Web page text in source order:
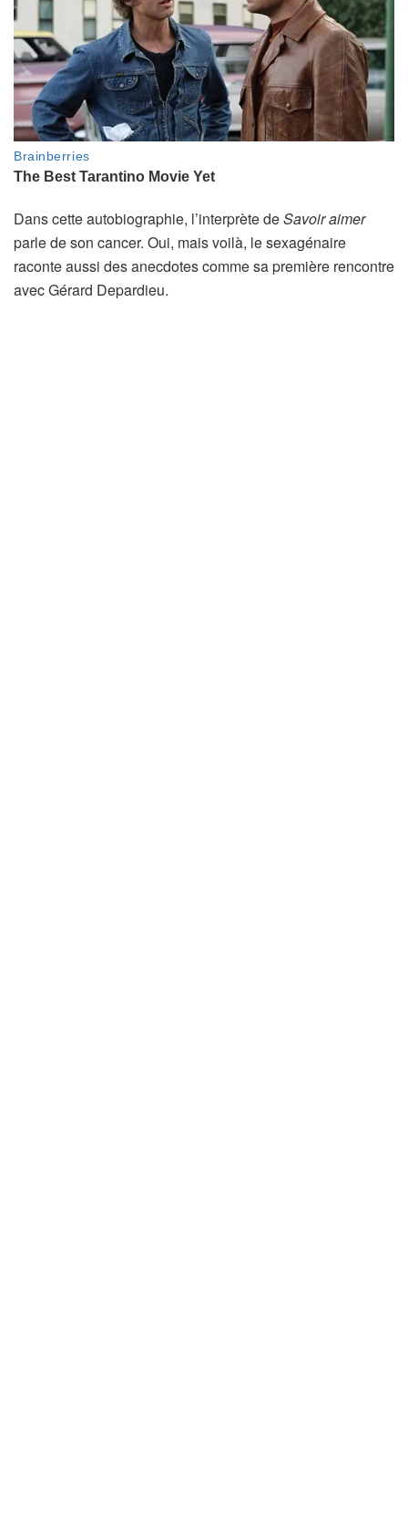
Dans cette autobiographie, l’interprète deSavoir aimer
parle de son cancer. Oui, mais voilà, le sexagénaire
raconte aussi des anecdotes comme sa première rencontre
avec Gérard Depardieu.